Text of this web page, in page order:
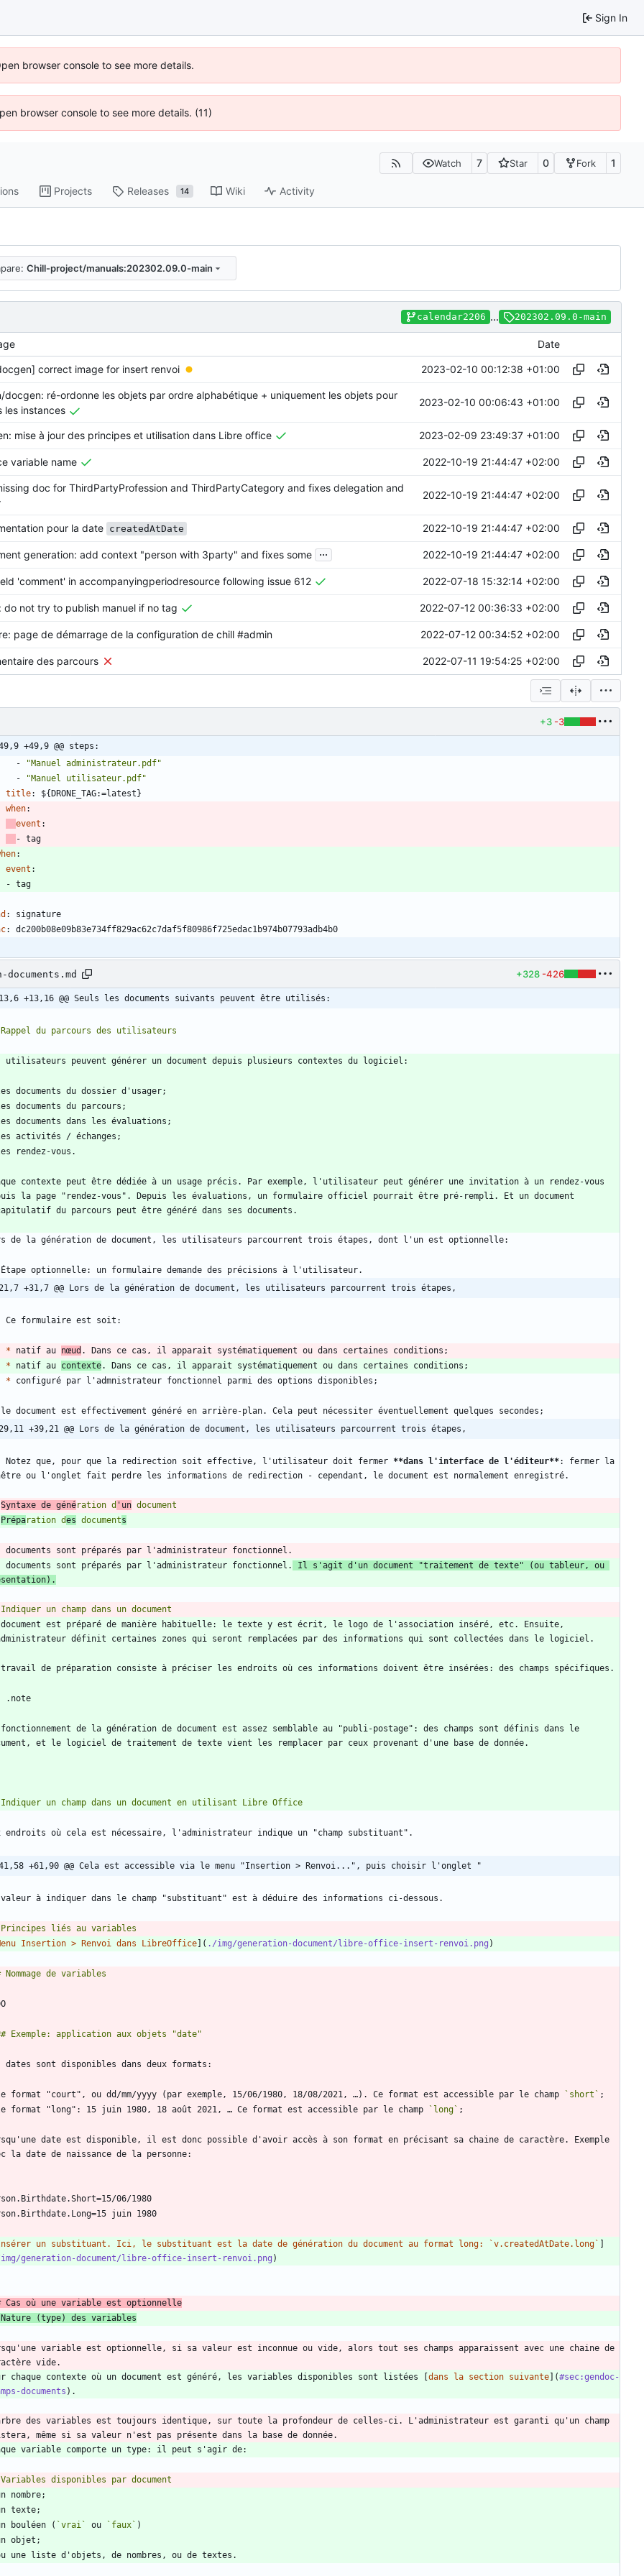
Sign In
browser console to see more details.
browser console to see more details. (11)
Watch 7 Star 0 Fork 1
Projects Releases 14 Wiki Activity
Chill-project/manuals:202302.09.0-main
calendar2206 ... 202302.09.0-main
Date
correct image for insert renvoi 2023-02-10 00:12:38 +01:00
docgen: ré-ordonne les objets par ordre alphabétique + uniquement les objets pour
les instances
2023-02-10 00:06:43 +01:00
mise à jour des principes et utilisation dans Libre office 2023-02-09 23:49:37 +01:00
variable name 2022-10-19 21:44:47 +02:00
doc for ThirdPartyProfession and ThirdPartyCategory and fixes delegation and
2022-10-19 21:44:47 +02:00
pour la date createdAtDate 2022-10-19 21:44:47 +02:00
generation: add context "person with 3party" and fixes some ... 2022-10-19 21:44:47 +02:00
'comment' in accompanyingperiodresource following issue 612 2022-07-18 15:32:14 +02:00
do not try to publish manuel if no tag 2022-07-12 00:36:33 +02:00
page de démarrage de la configuration de chill #admin 2022-07-12 00:34:52 +02:00
des parcours 2022-07-11 19:54:25 +02:00
+3 -3
49,9 +49,9 @@ steps:
-
"Manuel administrateur.pdf"
-
"Manuel utilisateur.pdf"
title:
${DRONE_TAG:=latest}
when:
event :
- tag
:
event :
- tag
:
signature
: dc200b08e09b83e734ff829ac62c7daf5f80986f725edac1b974b07793adb4b0
+328 -426
-13,6 +13,16 @@ Seuls les documents suivants peuvent être utilisés:
contexte peut être dédiée à un usage précis. Par exemple, l'utilisateur peut générer une invitation à un rendez-vous
la page "rendez-vous". Depuis les évaluations, un formulaire officiel pourrait être pré-rempli. Et un document
-21,7 +31,7 @@ Lors de la génération de document, les utilisateurs parcourrent trois étapes,
* natif au nœud
* natif au contexte
*
-29,11 +39,21 @@ Lors de la génération de document, les utilisateurs parcourrent trois étapes,
    Notez que, pour que la redirection soit effective, l'utilisateur doit fermer
**dans l'interface de l'éditeur**: fermer la
Syntaxe de génération d 'un
Préparation des documents
documents sont préparés par l'administrateur fonctionnel.
Il s'agit d'un document "traitement de texte" (ou tableur, ou
document est préparé de manière habituelle: le texte y est écrit, le logo de l'association inséré, etc. Ensuite,
de la génération de document est assez semblable au "publi-postage": des champs sont définis dans le
-41,58 +61,90 @@ Cela est accessible via le menu "Insertion > Renvoi...", puis choisir l'onglet "
Insertion > Renvoi dans LibreOffice ]( ./img/generation-document/libre-office-insert-renvoi.png
format "court", ou dd/mm/yyyy (par exemple, 15/06/1980, 18/08/2021, …). Ce format est accessible par le champ `short`
format "long": 15 juin 1980, 18 août 2021, … Ce format est accessible par le champ
`long`
date est disponible, il est donc possible d'avoir accès à son format en précisant sa chaine de caractère. Exemple
un substituant. Ici, le substituant est la date de génération du document au format long: `v.createdAtDate.long`
generation-document/libre-office-insert-renvoi.png
Cas où une variable est optionnelle
(type) des variables
variable est optionnelle, si sa valeur est inconnue ou vide, alors tout ses champs apparaissent avec une chaine de
chaque contexte où un document est généré, les variables disponibles sont listées [ dans la section suivante ](#sec:gendoc-
documents
des variables est toujours identique, sur toute la profondeur de celles-ci. L'administrateur est garanti qu'un champ
bouléen ( `vrai` ou `faux`